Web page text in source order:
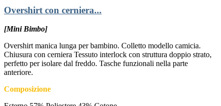
Overshirt con cerniera...
[Mini Bimbo]
Overshirt manica lunga per bambino. Colletto modello camicia.
Chiusura con cerniera Tessuto interlock con struttura doppio strato,
perfetto per isolare dal freddo. Tasche funzionali nella parte
anteriore.
Composizione